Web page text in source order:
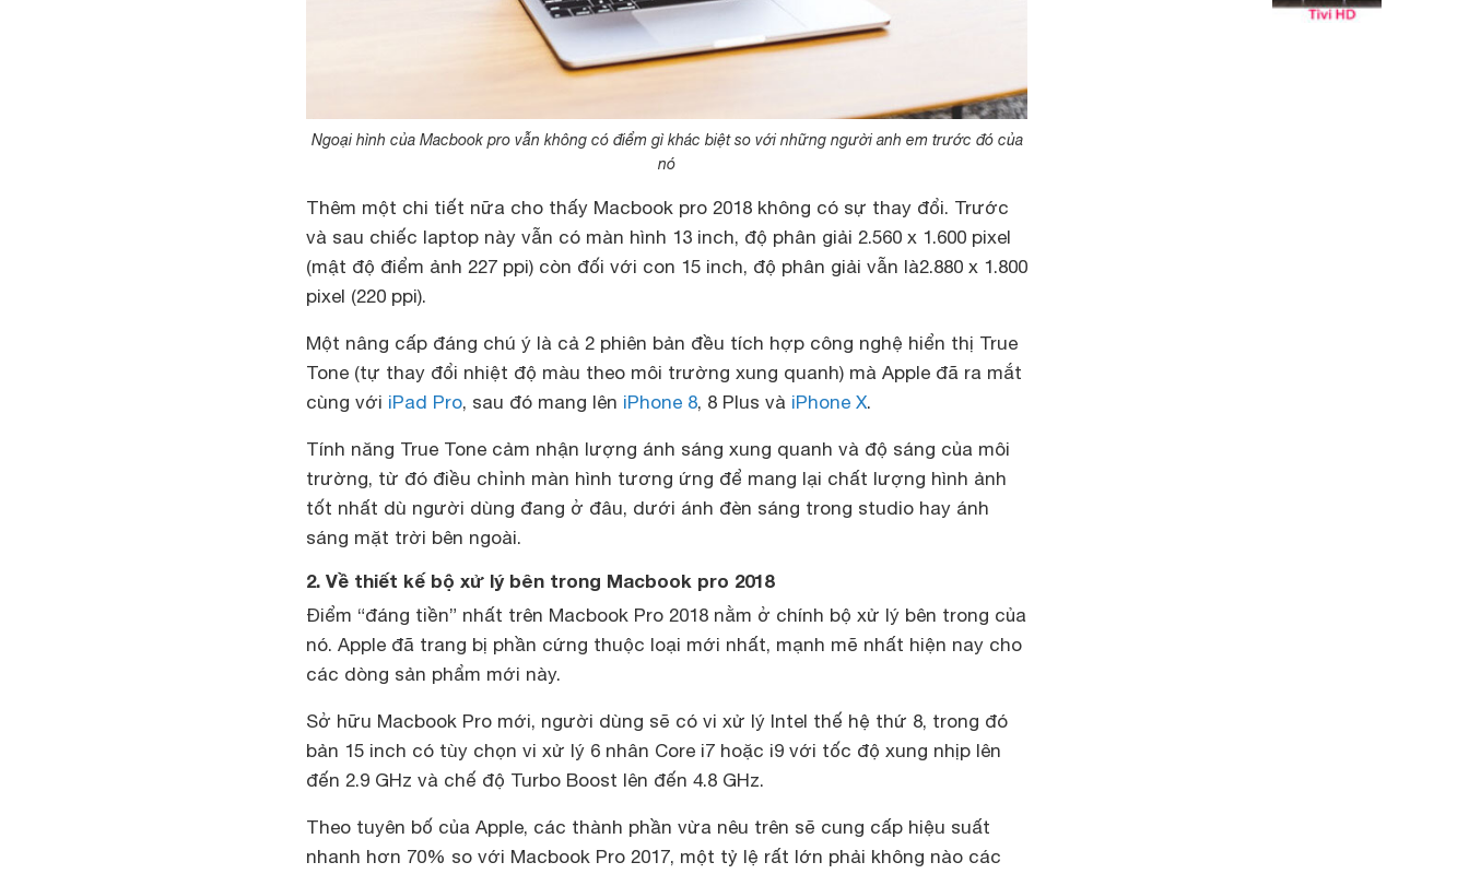
Ngoại hình của Macbook pro vẫn không có điểm gì khác biệt so với những người anh em trước đó của
nó
Thêm một chi tiết nữa cho thấy Macbook pro 2018 không có sự thay đổi. Trước
và sau chiếc laptop này vẫn có màn hình 13 inch, độ phân giải 2.560 x 1.600 pixel
(mật độ điểm ảnh 227 ppi) còn đối với con 15 inch, độ phân giải vẫn là2.880 x 1.800
pixel (220 ppi).
Một nâng cấp đáng chú ý là cả 2 phiên bản đều tích hợp công nghệ hiển thị True
Tone (tự thay đổi nhiệt độ màu theo môi trường xung quanh) mà Apple đã ra mắt
cùng với iPad Pro, sau đó mang lên iPhone 8, 8 Plus và iPhone X.
Tính năng True Tone cảm nhận lượng ánh sáng xung quanh và độ sáng của môi
trường, từ đó điều chỉnh màn hình tương ứng để mang lại chất lượng hình ảnh
tốt nhất dù người dùng đang ở đâu, dưới ánh đèn sáng trong studio hay ánh
sáng mặt trời bên ngoài.
2. Về thiết kế bộ xử lý bên trong Macbook pro 2018
Điểm “đáng tiền” nhất trên Macbook Pro 2018 nằm ở chính bộ xử lý bên trong của
nó. Apple đã trang bị phần cứng thuộc loại mới nhất, mạnh mẽ nhất hiện nay cho
các dòng sản phẩm mới này.
Sở hữu Macbook Pro mới, người dùng sẽ có vi xử lý Intel thế hệ thứ 8, trong đó
bản 15 inch có tùy chọn vi xử lý 6 nhân Core i7 hoặc i9 với tốc độ xung nhịp lên
đến 2.9 GHz và chế độ Turbo Boost lên đến 4.8 GHz.
Theo tuyên bố của Apple, các thành phần vừa nêu trên sẽ cung cấp hiệu suất
nhanh hơn 70% so với Macbook Pro 2017, một tỷ lệ rất lớn phải không nào các